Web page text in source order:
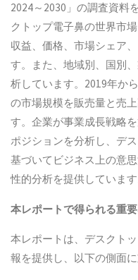
2024～2030」の調査資料
クトップ電子鼻の世界市
収益、価格、市場シェア
す。また、地域別、国別
析しています。2019年か
の市場規模を販売量と売
す。企業が事業成長戦略
ポジションを分析し、デ
基づいてビジネス上の意
性的分析を提供しています
本レポートで得られる重要
本レポートは、デスクト
報を提供し、以下の側面